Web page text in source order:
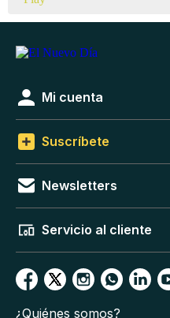
Mi cuenta
Suscríbete
Newsletters
Servicio al cliente
¿Quiénes somos?